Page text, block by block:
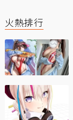
火熱排行